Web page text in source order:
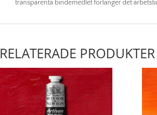
transparenta bindemedlet förlänger det
RELATERADE PRODUKTER